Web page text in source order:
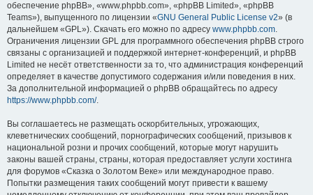
обеспечение phpBB», «www.phpbb.com», «phpBB Limited», «phpBB
Teams»), выпущенного по лицензии «GNU General Public License v2» (в
дальнейшем «GPL»). Скачать его можно по адресу www.phpbb.com.
Ограничения лицензии GPL для программного обеспечения phpBB строго
связаны с организацией и поддержкой интернет-конференций, и phpBB
Limited не несёт ответственности за то, что администрация конференций
определяет в качестве допустимого содержания и/или поведения в них.
За дополнительной информацией о phpBB обращайтесь по адресу
https://www.phpbb.com/.
Вы соглашаетесь не размещать оскорбительных, угрожающих,
клеветнических сообщений, порнографических сообщений, призывов к
национальной розни и прочих сообщений, которые могут нарушить
законы вашей страны, страны, которая предоставляет услуги хостинга
для форумов «Сказка о Золотом Веке» или международное право.
Попытки размещения таких сообщений могут привести к вашему